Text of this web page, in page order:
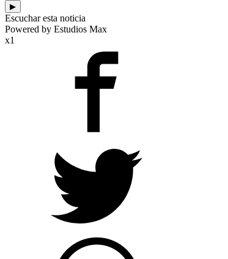
▶
Escuchar esta noticia
Powered by Estudios Max
x1